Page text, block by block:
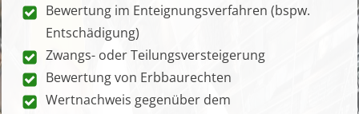
Bewertung im Enteignungsverfahren (bspw.
Entschädigung)
Zwangs- oder Teilungsversteigerung
Bewertung von Erbbaurechten
Wertnachweis gegenüber dem